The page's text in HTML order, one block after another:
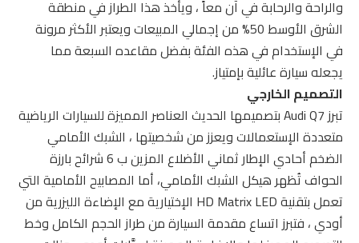
والراحة والرحابة في آن معاً ، ويأخذ هذا الطراز في منطقة
الشرق الأوسط 50% من إجمالي المبيعات ويعتبر الأكثر مرونة
في الإستخدام في هذه الفئة بفضل مقاعده السبعة مما
يجعله سيارة عائلية بإمتياز.
التصميم الخارجي
تبرز Audi Q7 بتصميمها الحديث العناصر المميزة للسيارات الرياضية
متعددة الإستعمالات ويعزز من شخصيتها ، الشبك الأمامي
الضخم أحادي الإطار ثماني الأضلاع المزين ب 6 شرائح بارزة
الحواف تُظهر هيكل الشبك الأمامي، أما المصابيح الأمامية التي
تعمل بتقنية HD Matrix LED الإختيارية مع الإضاءة الليزرية من
أودي ، فتبرز اتساع مقدمة السيارة من طراز الحجم الكامل وخط